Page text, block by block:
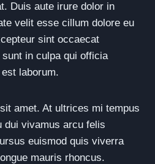
Duis aute irure dolor in
velit esse cillum dolore eu
sint occaecat
in culpa qui officia
laborum.
amet. At ultrices mi tempus
dui vivamus arcu felis
euismod quis viverra
mauris rhoncus.